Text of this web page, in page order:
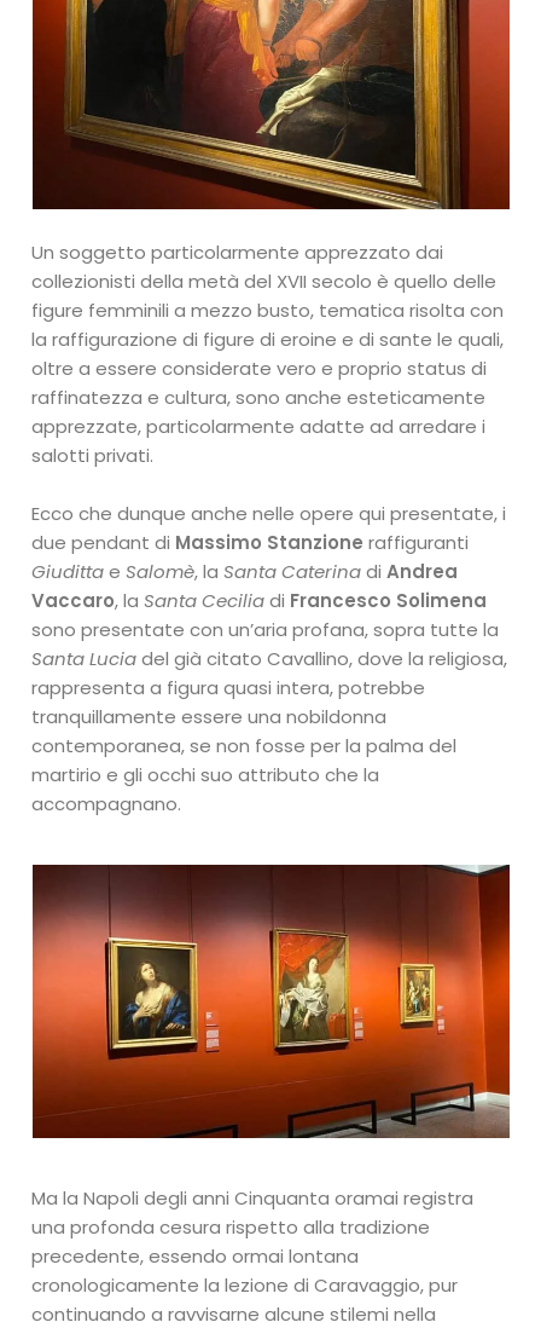
Un soggetto particolarmente apprezzato dai
collezionisti della metà del XVII secolo è quello delle
figure femminili a mezzo busto, tematica risolta con
la raffigurazione di figure di eroine e di sante le quali,
oltre a essere considerate vero e proprio status di
raffinatezza e cultura, sono anche esteticamente
apprezzate, particolarmente adatte ad arredare i
salotti privati.
Ecco che dunque anche nelle opere qui presentate, i
due pendant di Massimo Stanzione raffiguranti
GiudittaeSalomè, laSanta CaterinadiAndrea
Vaccaro, laSanta Ceciliadi Francesco Solimena
sono presentate con un’aria profana, sopra tutte la
Santa Luciadel già citato Cavallino, dove la religiosa,
rappresenta a figura quasi intera, potrebbe
tranquillamente essere una nobildonna
contemporanea, se non fosse per la palma del
martirio e gli occhi suo attributo che la
accompagnano.
Ma la Napoli degli anni Cinquanta oramai registra
una profonda cesura rispetto alla tradizione
precedente, essendo ormai lontana
cronologicamente la lezione di Caravaggio, pur
continuando a ravvisarne alcune stilemi nella